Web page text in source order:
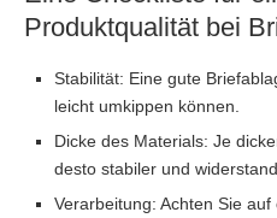
Produktqualität bei
Stabilität: Eine gute
leicht umkippen können.
Dicke des Materials: Je
desto stabiler und
Verarbeitung: Achten Sie